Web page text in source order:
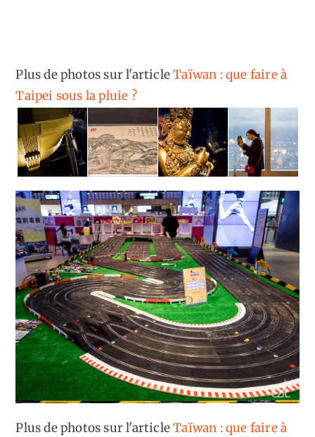
Plus de photos sur l'articleTaïwan : que faire à
Taipei sous la pluie ?
Plus de photos sur l'articleTaïwan : que faire à